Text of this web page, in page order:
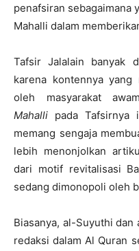
penafsiran sebagaimana
Mahalli dalam
Tafsir Jalalain banyak
karena kontennya
oleh masyarakat
Mahalli pada Tafsirnya
memang sengaja
lebih menonjolkan
dari motif revitalisasi
sedang dimonopoli oleh
Biasanya, al-Suyuthi
redaksi dalam Al Quran